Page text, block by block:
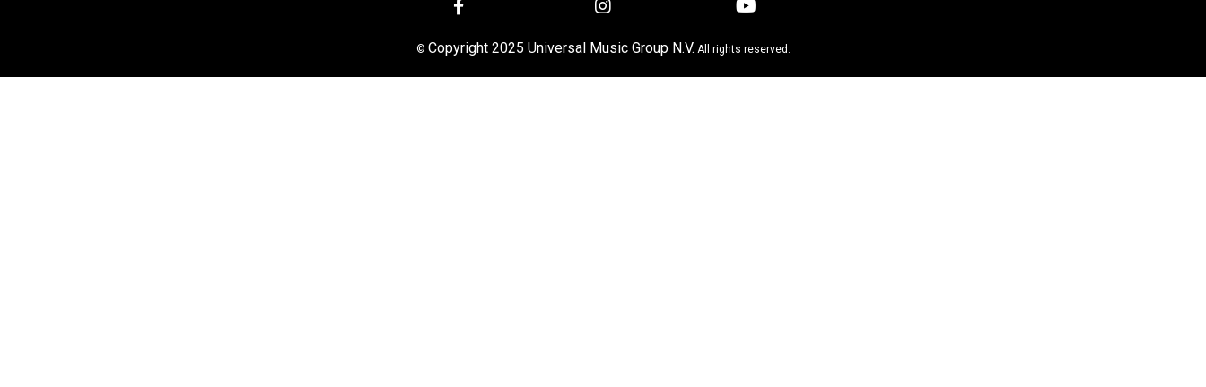
© Copyright 2025 Universal Music Group N.V. All rights reserved.